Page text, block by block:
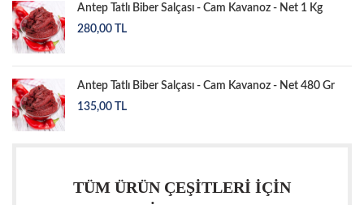
Antep Tatlı Biber Salçası - Cam Kavanoz - Net 1 Kg
280,00
TL
Antep Tatlı Biber Salçası - Cam Kavanoz - Net 480 Gr
135,00
TL
TÜM ÜRÜN ÇEŞİTLERİ İÇİN